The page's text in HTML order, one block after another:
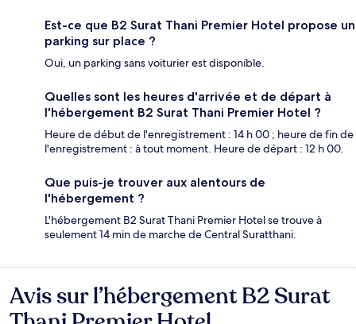
Est-ce que B2 Surat Thani Premier Hotel propose un
parking sur place ?
Oui, un parking sans voiturier est disponible.
Quelles sont les heures d'arrivée et de départ à
l'hébergement B2 Surat Thani Premier Hotel ?
Heure de début de l'enregistrement : 14 h 00 ; heure de fin de
l'enregistrement : à tout moment. Heure de départ : 12 h 00.
Que puis-je trouver aux alentours de
l'hébergement ?
L'hébergement B2 Surat Thani Premier Hotel se trouve à
seulement 14 min de marche de Central Suratthani.
Avis
Avis sur l’hébergement B2 Surat